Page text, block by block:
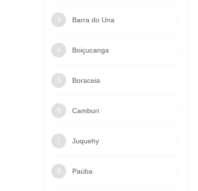
Barra do Una
Boiçucanga
Boraceia
Camburi
Juquehy
Paúba